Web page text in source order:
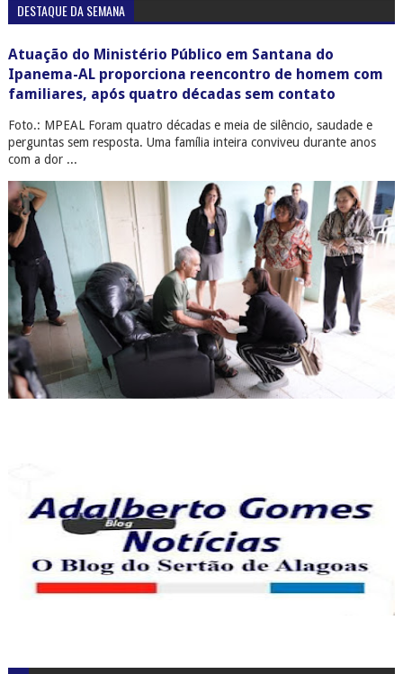
DESTAQUE DA SEMANA
Atuação do Ministério Público em Santana do
Ipanema-AL proporciona reencontro de homem com
familiares, após quatro décadas sem contato
Foto.: MPEAL Foram quatro décadas e meia de silêncio, saudade e
perguntas sem resposta. Uma família inteira conviveu durante anos
com a dor ...